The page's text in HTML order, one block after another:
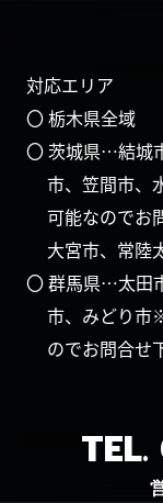
対応エリア
〇 栃木県全域
〇 茨城県…結城
市、笠間市、
可能なのでお
大宮市、常陸
〇 群馬県…太田
市、みどり市
のでお問合せ
TEL.